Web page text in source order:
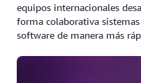
equipos internacionales
forma colaborativa
software de manera más